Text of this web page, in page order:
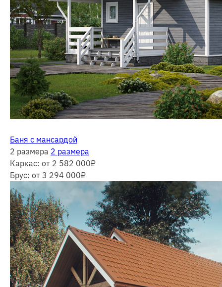
Баня с мансардой
2 размера 2 размера
Каркас: от 2 582 000₽
Брус: от 3 294 000₽